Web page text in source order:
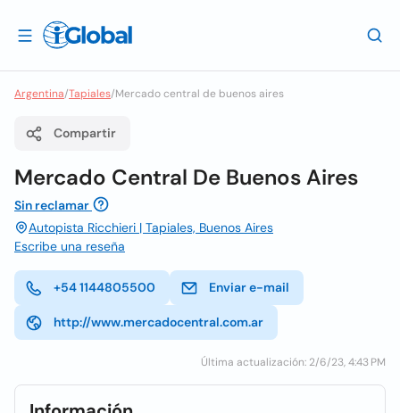
Argentina/Tapiales/Mercado central de buenos aires
Compartir
Mercado Central De Buenos Aires
Sin reclamar
Autopista Ricchieri | Tapiales, Buenos Aires
Escribe una reseña
+54 1144805500 Enviar e-mail
http://www.mercadocentral.com.ar
Última actualización: 2/6/23, 4:43 PM